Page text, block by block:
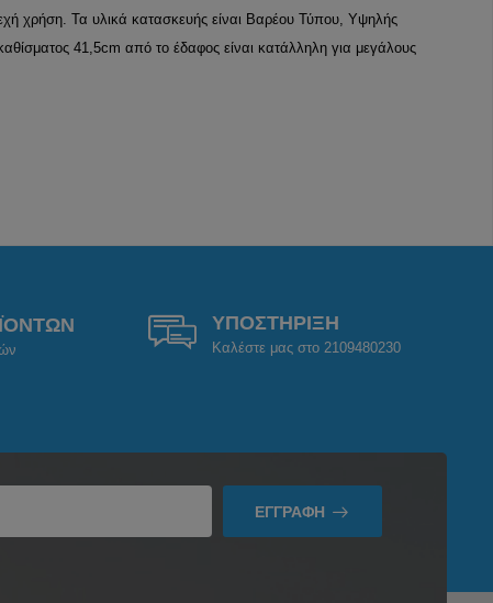
χρήση. Τα υλικά κατασκευής είναι Βαρέου Τύπου, Υψηλής
41,5cm από το έδαφος είναι κατάλληλη για μεγάλους
ΥΠΟΣΤΗΡΙΞΗ
Καλέστε μας στο 2109480230
ΕΓΓΡΑΦΉ